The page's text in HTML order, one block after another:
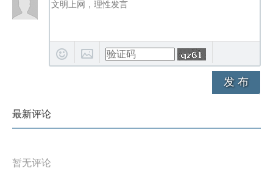
发 布
最新评论
暂无评论